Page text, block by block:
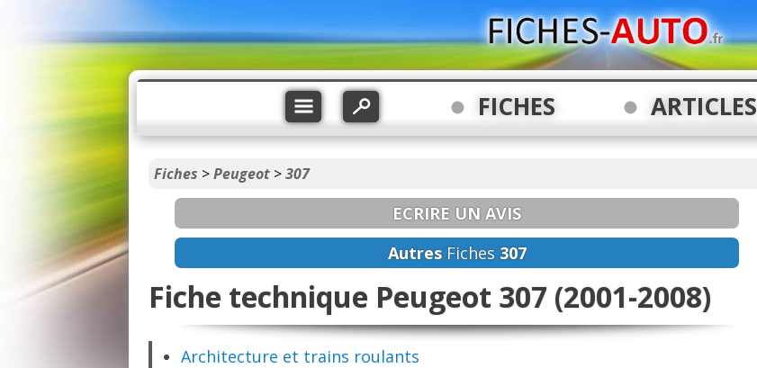
FICHES ARTICLES
Fiches >Peugeot >307
ECRIRE UN AVIS
AutresFiches 307
Fiche technique Peugeot 307 (2001-2008)
Architecture et trains roulants